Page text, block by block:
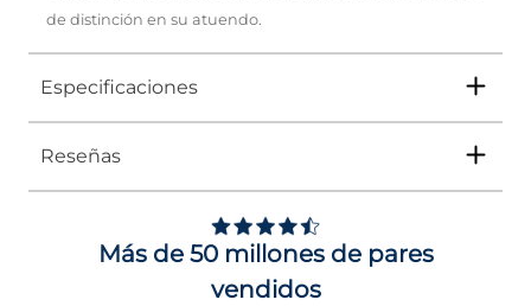
de distinción en su atuendo.
Especificaciones
Tipo
Género Mujer
ENTRE 7 Y 8 CMS
Reseñas
Más de 50 millones de pares
vendidos